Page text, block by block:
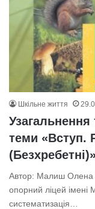
Шкільне життя
Узагальнення
теми «Вступ.
Автор: Малиш Олена
опорний ліцей імені
систематизація…